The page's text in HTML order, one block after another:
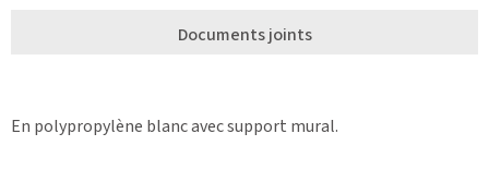
Documents joints
En polypropylène blanc avec support mural.